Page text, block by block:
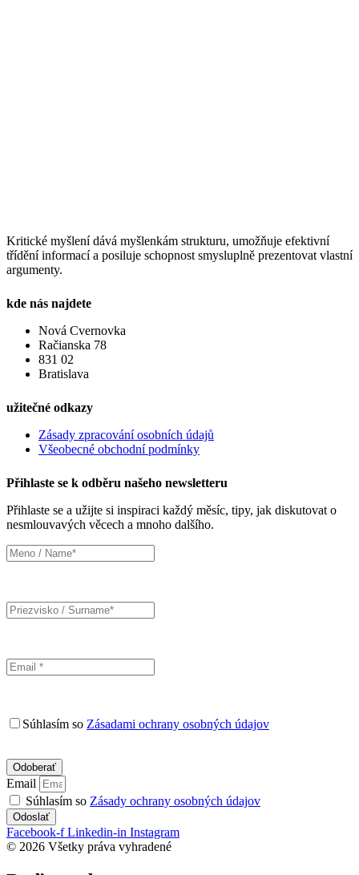
Kritické myšlení dává myšlenkám strukturu, umožňuje efektivní
třídění informací a posiluje schopnost smysluplně prezentovat vlastní
argumenty.
kde nás najdete
Nová Cvernovka
Račianska 78
831 02
Bratislava
užitečné odkazy
Zásady zpracování osobních údajů
Všeobecné obchodní podmínky
Přihlaste se k odběru našeho newsletteru
Přihlaste se a užijte si inspiraci každý měsíc, tipy, jak diskutovat o
nesmlouvavých věcech a mnoho dalšího.
Súhlasím so Zásadami ochrany osobných údajov
Email
Súhlasím so Zásady ochrany osobných údajov
Odoslať
Facebook-f Linkedin-in Instagram
© 2026 Všetky práva vyhradené